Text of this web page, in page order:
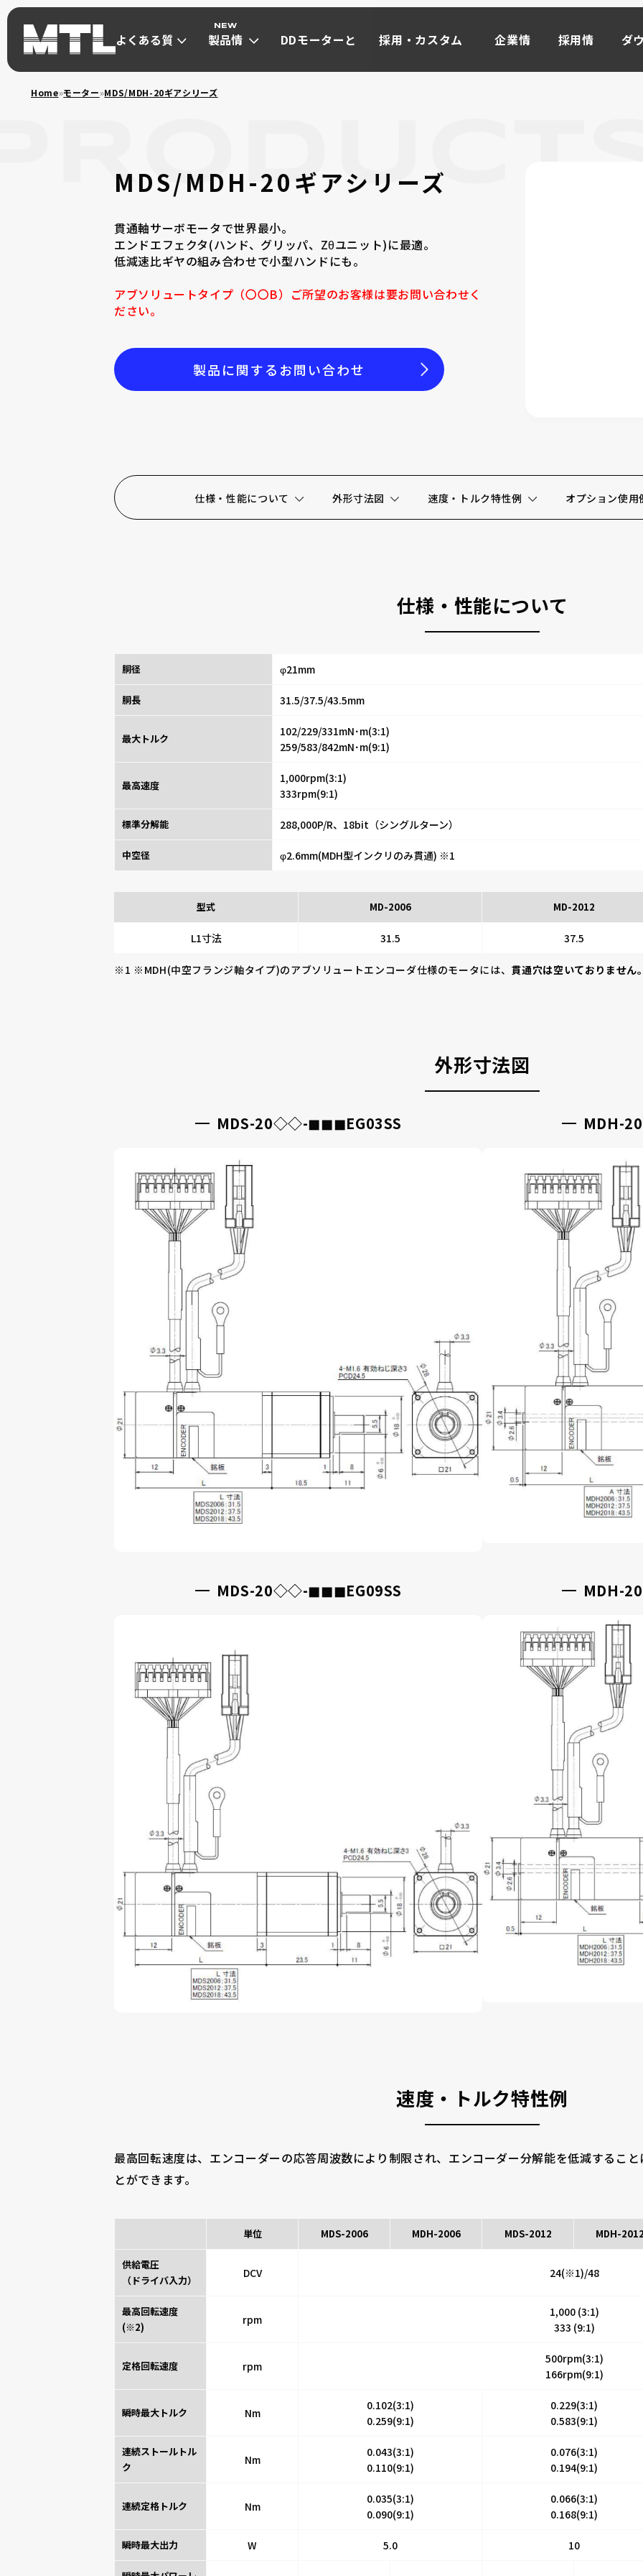
よくある質
問
製品情
報
ダイレクトドライブモータとは >>
超小型(Φ13~Φ21) max 0.13Nm
カタログ
小型高トルク(φ40)
超小型（φ21）
DDモーターと
採用・カスタム
企業情
採用情
ダ
企業情報
選ばれる理由
お電話でのお問い合わせ
Home»モーター»MDS/MDH-20ギアシリーズ
MDS/MDH-20ギアシリーズ
貫通軸サーボモータで世界最小。
エンドエフェクタ(ハンド、グリッパ、Zθユニット)に最適。
低減速比ギヤの組み合わせで小型ハンドにも。
アブソリュートタイプ（〇〇B）ご所望のお客様は要お問い合わせく
ださい。
製品に関するお問い合わせ
仕様・性能について 外形寸法図 速度・トルク特性例 オプション使用
仕様・性能について
胴径 φ21mm
胴長 31.5/37.5/43.5mm
最大トルク
102/229/331mN･m(3:1)
259/583/842mN･m(9:1)
最高速度
1,000rpm(3:1)
333rpm(9:1)
標準分解能 288,000P/R、18bit（シングルターン）
中空径 φ2.6mm(MDH型インクリのみ貫通) ※1
型式 MD-2006 MD-2012
L1寸法 31.5 37.5
※MDH(中空フランジ軸タイプ)のアブソリュートエンコーダ仕様のモータには、 貫通穴は空いておりません。
外形寸法図
MDS-20◇◇-◼︎◼︎◼︎EG03SS MDH-
MDS-20◇◇-◼︎◼︎◼︎EG09SS MDH-
速度・トルク特性例
最高回転速度は、エンコーダーの応答周波数により制限され、エンコーダー分解能を低減するこ
とができます。
単位 MDS-2006 MDH-2006 MDS-2012 MDH-2012
供給電圧
（ドライバ入力）
DCV 24(※1)/48
最高回転速度
(※2)
rpm
1,000 (3:1)
333 (9:1)
定格回転速度 rpm
500rpm(3:1)
166rpm(9:1)
瞬時最大トルク Nm
0.102(3:1)
0.259(9:1)
0.229(3:1)
0.583(9:1)
連続ストールトル
ク
Nm
0.043(3:1)
0.110(9:1)
0.076(3:1)
0.194(9:1)
連続定格トルク Nm
0.035(3:1)
0.090(9:1)
0.066(3:1)
0.168(9:1)
瞬時最大出力 W 5.0 10